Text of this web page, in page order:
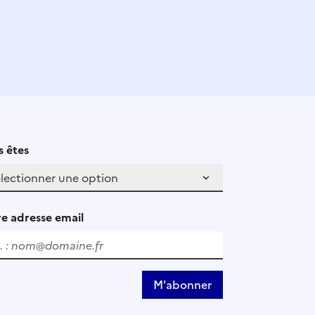
êtes
adresse email
M'abonner